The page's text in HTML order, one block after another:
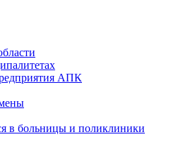
АПК
в больницы и поликлиники